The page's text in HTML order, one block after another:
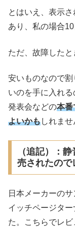
とはいえ、表示
あり、私の場合
ただ、故障したと
安いものなので
いのを手に入れ
発表会などの本番
よいかもしれませ
（追記）：
売されたので
日本メーカーの
イッチページタ
た。こちらでレビ